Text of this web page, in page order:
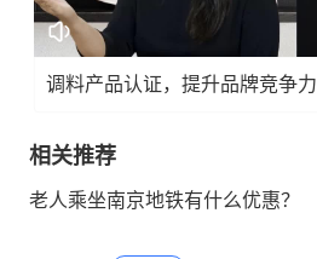
调料产品认证，提升品牌竞争力
相关推荐
老人乘坐南京地铁有什么优惠？